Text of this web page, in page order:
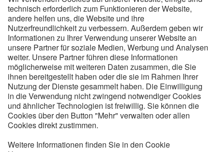
Folgen Sie uns
Service